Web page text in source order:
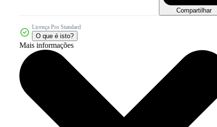
Compartilhar
Licença Pro Standard
O que é isto?
Mais informações